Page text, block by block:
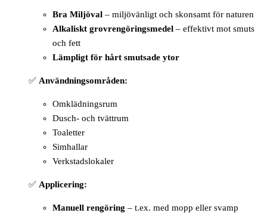
Bra Miljöval – miljövänligt och skonsamt för naturen
Alkaliskt grovrengöringsmedel – effektivt mot smuts
och fett
Lämpligt för hårt smutsade ytor
✅ Användningsområden:
Omklädningsrum
Dusch- och tvättrum
Toaletter
Simhallar
Verkstadslokaler
✅ Applicering:
Manuell rengöring – t.ex. med mopp eller svamp